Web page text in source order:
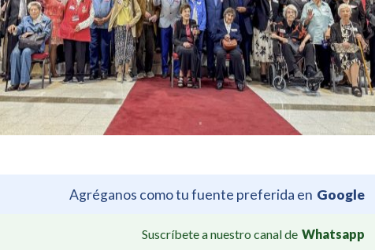
Agréganos como tu fuente preferida en Google
Suscríbete a nuestro canal de Whatsapp